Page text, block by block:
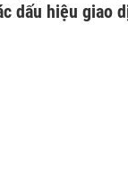
dấu hiệu giao